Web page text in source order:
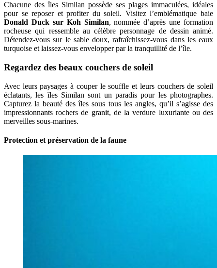
Chacune des îles Similan possède ses plages immaculées, idéales
pour se reposer et profiter du soleil. Visitez l’emblématique baie
Donald Duck sur Koh Similan, nommée d’après une formation
rocheuse qui ressemble au célèbre personnage de dessin animé.
Détendez-vous sur le sable doux, rafraîchissez-vous dans les eaux
turquoise et laissez-vous envelopper par la tranquillité de l’île.
Regardez des beaux couchers de soleil
Avec leurs paysages à couper le souffle et leurs couchers de soleil
éclatants, les îles Similan sont un paradis pour les photographes.
Capturez la beauté des îles sous tous les angles, qu’il s’agisse des
impressionnants rochers de granit, de la verdure luxuriante ou des
merveilles sous-marines.
Protection et préservation de la faune